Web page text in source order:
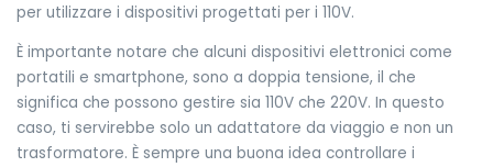
per utilizzare i dispositivi progettati per i 110V.
È importante notare che alcuni dispositivi elettronici come
portatili e smartphone, sono a doppia tensione, il che
significa che possono gestire sia 110V che 220V. In questo
caso, ti servirebbe solo un adattatore da viaggio e non un
trasformatore. È sempre una buona idea controllare i